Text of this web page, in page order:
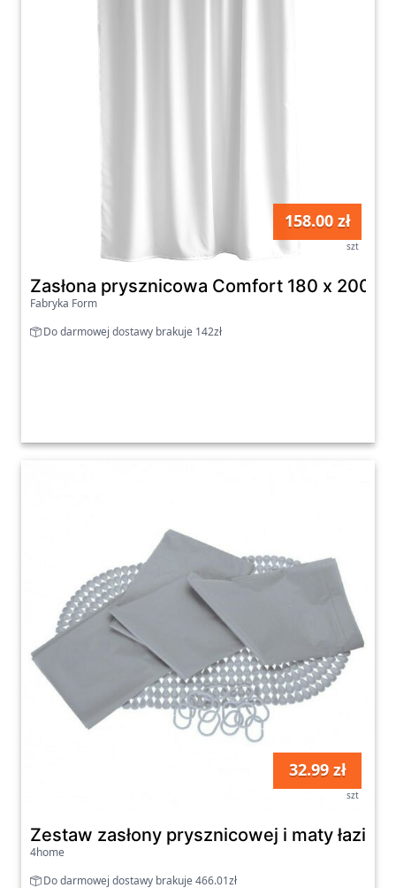
158.00 zł
szt
Zasłona prysznicowa Comfort 180 x 200
Fabryka Form
Do darmowej dostawy brakuje 142zł
32.99 zł
szt
Zestaw zasłony prysznicowej i maty
4home
Do darmowej dostawy brakuje 466.01zł